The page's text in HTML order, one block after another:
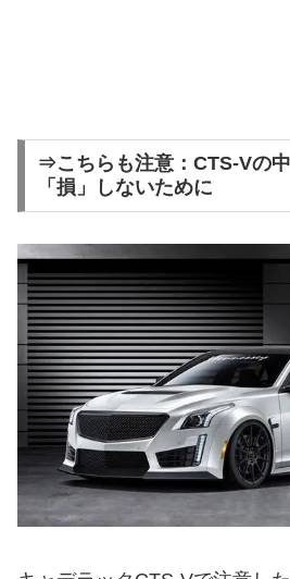
⇒こちらも注意：CTS-Vの
「損」しないために